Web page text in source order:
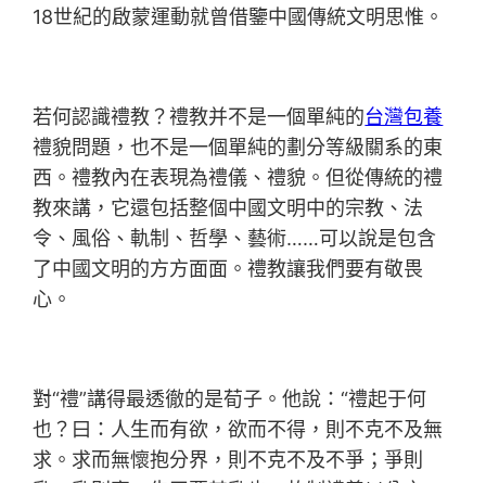
18世紀的啟蒙運動就曾借鑒中國傳統文明思惟。
若何認識禮教？禮教并不是一個單純的台灣包養
禮貌問題，也不是一個單純的劃分等級關系的東
西。禮教內在表現為禮儀、禮貌。但從傳統的禮
教來講，它還包括整個中國文明中的宗教、法
令、風俗、軌制、哲學、藝術……可以說是包含
了中國文明的方方面面。禮教讓我們要有敬畏
心。
對“禮”講得最透徹的是荀子。他說：“禮起于何
也？曰：人生而有欲，欲而不得，則不克不及無
求。求而無懷抱分界，則不克不及不爭；爭則